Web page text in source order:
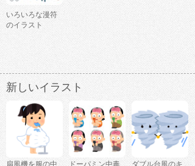
いろいろな漫符
のイラスト
新しいイラスト
扇風機を服の中 ドーパミン中毒 ダブル台風のキ